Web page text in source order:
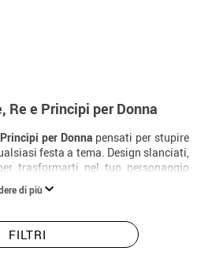
Re e Principi per Donna
per Donna pensati per stupire
festa a tema. Design slanciati,
trasformarti nel tuo personaggio
di più
FILTRI